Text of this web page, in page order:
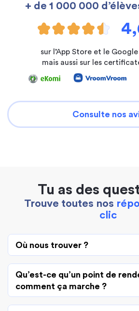
+ de 1 000 000
sur l’App Store et le
mais aussi sur les
Consulte nos
Tu as des
Trouve toutes nos
clic
Où nous trouver ?
Qu’est-ce qu’un point de
comment ça marche ?